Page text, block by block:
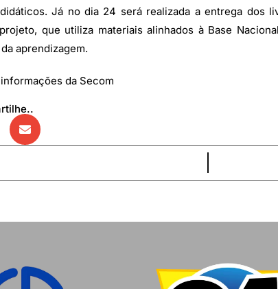
Já no dia 24 será realizada a entrega dos
que utiliza materiais alinhados à Base
aprendizagem.
da Secom